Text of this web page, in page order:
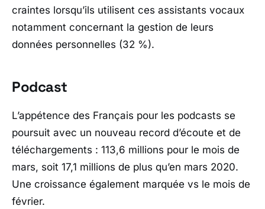
craintes lorsqu’ils utilisent ces assistants vocaux
notamment concernant la gestion de leurs
données personnelles (32 %).
Podcast
L’appétence des Français pour les podcasts se
poursuit avec un nouveau record d’écoute et de
téléchargements : 113,6 millions pour le mois de
mars, soit 17,1 millions de plus qu’en mars 2020.
Une croissance également marquée vs le mois de
février.